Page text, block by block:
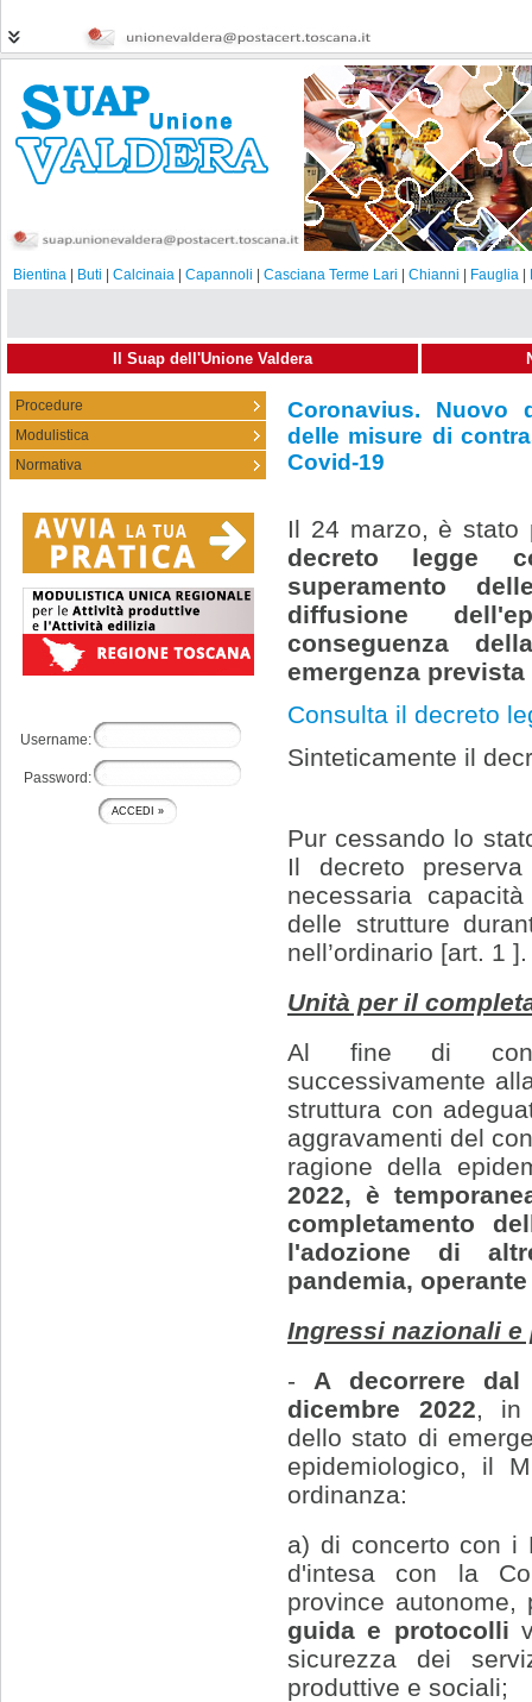
Bientina Buti Calcinaia Capannoli Casciana Terme Lari Chianni Fauglia
Il Suap dell'Unione Valdera
Procedure
Modulistica
Normativa
Username:
Password:
Coronavius. Nuovo
delle misure di
Covid-19
21-03-2022
Il 24 marzo, è stato
decreto legge
superamento
diffusione
conseguenza
emergenza
Consulta il decreto
Sinteticamente il
Pur cessando lo
Il decreto
necessaria
delle strutture
nell’ordinario [art. 1
Unità per il
Al fine di
successivamente
struttura con
aggravamenti del
ragione della
2022, è
completamento
l'adozione di
pandemia,
Ingressi nazionali
- A decorrere
dicembre 2022, in
dello stato di
epidemiologico, il
ordinanza:
a) di concerto con i
d'intesa con la
province
guida e protocolli
sicurezza dei
produttive e sociali;